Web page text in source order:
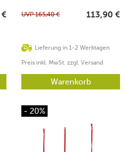
€
Lieferung in 1-2 Werktagen
UVP165,40 € 113,90 €
Preis inkl. MwSt. zzgl. Versand
Warenkorb
- 20%